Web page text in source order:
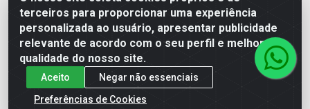
terceiros para proporcionar uma experiência
personalizada ao usuário, apresentar publicidade
relevante de acordo com o seu perfil e melhorar a
qualidade do nosso site.
Aceito
Negar não essenciais
Preferências de Cookies